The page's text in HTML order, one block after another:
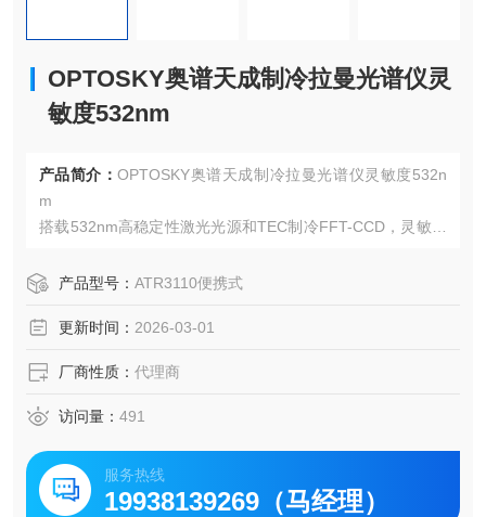
OPTOSKY奥谱天成制冷拉曼光谱仪灵
敏度532nm
产品简介： OPTOSKY奥谱天成制冷拉曼光谱仪灵敏度532n
m
搭载532nm高稳定性激光光源和TEC制冷FFT-CCD，灵敏度
技术，即使面对复杂样品（如生物组织或药物混合物）也能
产品型号： ATR3110便携式
更新时间： 2026-03-01
厂商性质： 代理商
访问量： 491
服务热线
19938139269（马经理）